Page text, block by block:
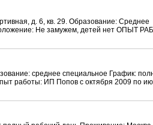
д. 6, кв. 29. Образование: Среднее
Не замужем, детей нет ОПЫТ
среднее специальное График:
работы: ИП Попов с октября 2009 по